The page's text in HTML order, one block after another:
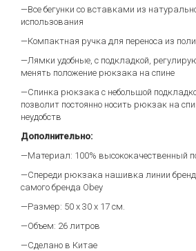
—Все бегунки со вставками из
использования
—Компактная ручка для переноса из
—Лямки удобные, с подкладкой,
менять положение рюкзака на спине
—Спинка рюкзака c небольшой
позволит постоянно носить рюкзак на
неудобств
Дополнительно:
—Материал: 100% высококачественный
—Спереди рюкзака нашивка линии
самого бренда Obey
—Размер: 50 х 30 х 17 см.
—Объем: 26 литров
—Сделано в Китае